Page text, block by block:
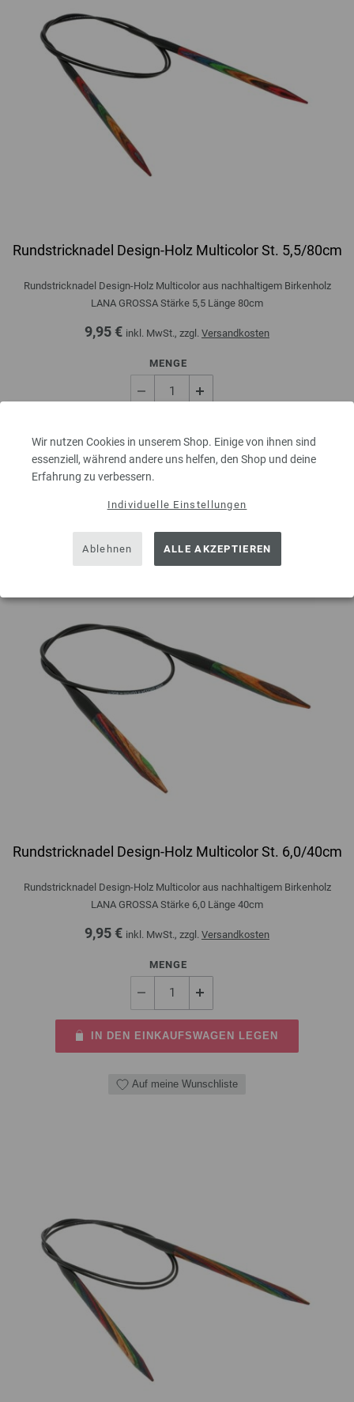
Wir nutzen Cookies in unserem Shop. Einige von ihnen sind
essenziell, während andere uns helfen, den Shop und deine
Erfahrung zu verbessern.
Individuelle Einstellungen
Ablehnen ALLE AKZEPTIEREN
Rundstricknadel Design-Holz Multicolor St. 5,5/80cm
Rundstricknadel Design-Holz Multicolor aus nachhaltigem Birkenholz
LANA GROSSA Stärke 5,5 Länge 80cm
9,95 € inkl. MwSt., zzgl. Versandkosten
MENGE
Auf meine Wunschliste
Rundstricknadel Design-Holz Multicolor St. 6,0/40cm
Rundstricknadel Design-Holz Multicolor aus nachhaltigem Birkenholz
LANA GROSSA Stärke 6,0 Länge 40cm
9,95 € inkl. MwSt., zzgl. Versandkosten
MENGE
IN DEN EINKAUFSWAGEN LEGEN
Auf meine Wunschliste